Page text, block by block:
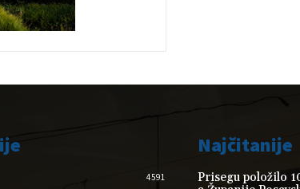
4591
Najčitanije
Prisegu položilo